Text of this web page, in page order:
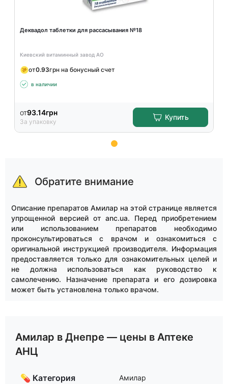
Деквадол таблетки для рассасывания №18
Киевский витаминный завод АО
от0.93грн на бонусный счет
в наличии
от93.14грн
За упаковку
Купить
15
Обратите внимание
Описание препаратов Амилар на этой странице является
упрощенной версией от anc.ua. Перед приобретением
или использованием препаратов необходимо
проконсультироваться с врачом и ознакомиться с
оригинальной инструкцией производителя. Информация
предоставляется только для ознакомительных целей и
не должна использоваться как руководство к
самолечению. Назначение препарата и его дозировка
может быть установлена только врачом.
Амилар в Днепре — цены в Аптеке
АНЦ
💊 Категория Амилар